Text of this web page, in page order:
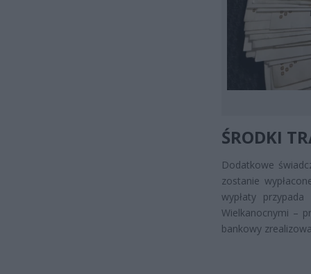
ŚRODKI
Dodatkowe
zostanie
wypłaty
Wielkanocnymi –
bankowy